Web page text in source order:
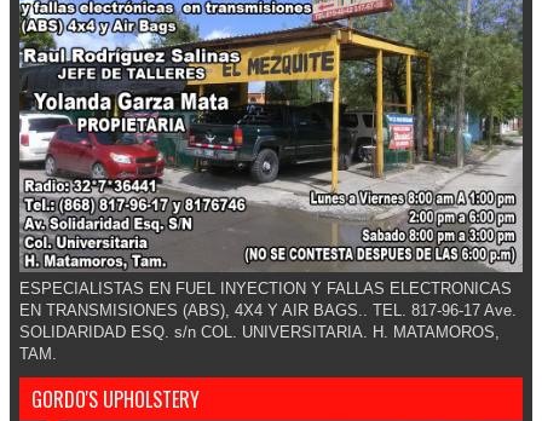
ESPECIALISTAS EN FUEL INYECTION Y FALLAS ELECTRONICAS
EN TRANSMISIONES (ABS), 4X4 Y AIR BAGS.. TEL. 817-96-17 Ave.
SOLIDARIDAD ESQ. s/n COL. UNIVERSITARIA. H. MATAMOROS,
TAM.
GORDO'S UPHOLSTERY